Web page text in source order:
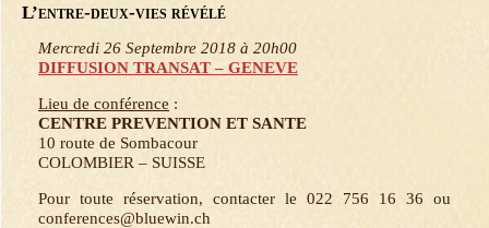
L’entre-deux-vies révélé
Mercredi 26 Septembre 2018 à 20h00
DIFFUSION TRANSAT – GENEVE
Lieu de conférence :
CENTRE PREVENTION ET SANTE
10 route de Sombacour
COLOMBIER – SUISSE
Pour toute réservation, contacter le 022 756 16 36 ou
conferences@bluewin.ch